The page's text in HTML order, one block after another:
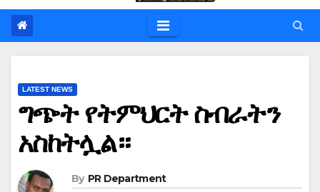
LATEST NEWS
ግጭት የትምህርት ስብራትን
አስከትሏል።
By PR Department